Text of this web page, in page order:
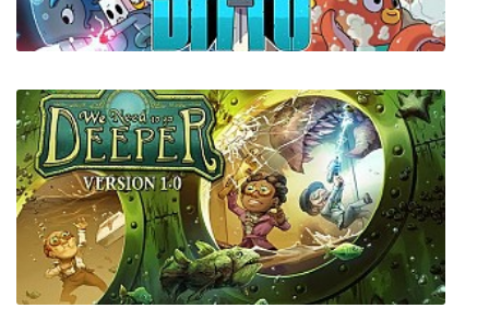
The Swords of Ditto